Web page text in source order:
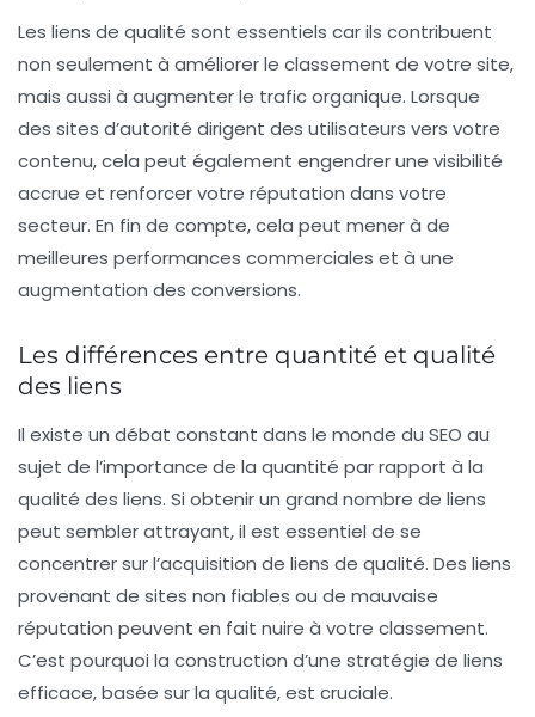
Les liens de qualité sont essentiels car ils contribuent
non seulement à améliorer le classement de votre site,
mais aussi à augmenter le trafic organique. Lorsque
des sites d’autorité dirigent des utilisateurs vers votre
contenu, cela peut également engendrer une visibilité
accrue et renforcer votre réputation dans votre
secteur. En fin de compte, cela peut mener à de
meilleures performances commerciales et à une
augmentation des conversions.
Les différences entre quantité et qualité
des liens
Il existe un débat constant dans le monde du SEO au
sujet de l’importance de la quantité par rapport à la
qualité des liens. Si obtenir un grand nombre de liens
peut sembler attrayant, il est essentiel de se
concentrer sur l’acquisition de liens de qualité. Des liens
provenant de sites non fiables ou de mauvaise
réputation peuvent en fait nuire à votre classement.
C’est pourquoi la construction d’une stratégie de liens
efficace, basée sur la qualité, est cruciale.